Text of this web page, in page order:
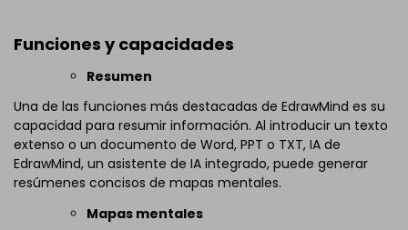
Funciones y capacidades
Resumen
Una de las funciones más destacadas de EdrawMind es su
capacidad para resumir información. Al introducir un texto
extenso o un documento de Word, PPT o TXT, IA de
EdrawMind, un asistente de IA integrado, puede generar
resúmenes concisos de mapas mentales.
Mapas mentales